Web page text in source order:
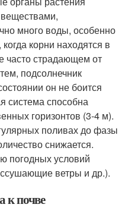
много воды, особенно
корни находятся в
часто страдающем от
подсолнечник
он не боится
система способна
горизонтов (3-4 м).
поливах до фазы
снижается.
погодных условий
ветры и др.).
к почве